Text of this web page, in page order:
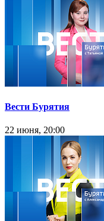
Вести Бурятия
22 июня, 20:00